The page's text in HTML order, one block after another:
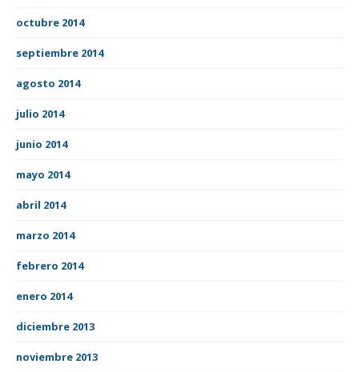
octubre 2014
septiembre 2014
agosto 2014
julio 2014
junio 2014
mayo 2014
abril 2014
marzo 2014
febrero 2014
enero 2014
diciembre 2013
noviembre 2013